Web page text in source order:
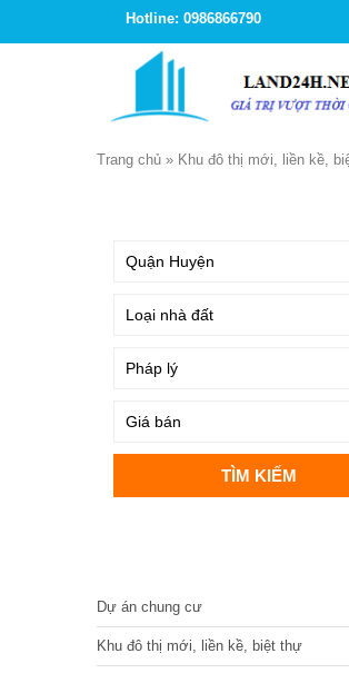
Hotline: 0986866790
Trang chủ » Khu đô thị mới, liền kề,
Dự án chung cư
Khu đô thị mới, liền kề, biệt thự